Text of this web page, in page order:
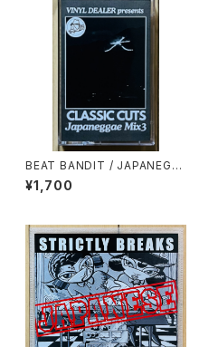
BEAT BANDIT / JAPANEGG
AE MIX 3(CLASSIC CUTS)
¥1,700